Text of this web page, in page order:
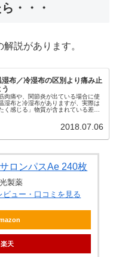
・・・
説があります。
湿布／冷湿布の区別より痛み止
肉痛や、関節炎が出ている場合に使
湿布と冷湿布がありますが、実際は
く感じる」物質が含まれている差で
2018.07.06
ロンパスAe 240枚
製薬
ビュー・口コミを見る
楽天